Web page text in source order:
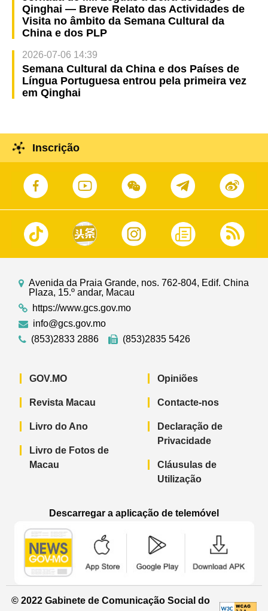
Qinghai — Breve Relato das Actividades de
Visita no âmbito da Semana Cultural da
China e dos PLP
2026-07-06 14:39
Semana Cultural da China e dos Países de
Língua Portuguesa entrou pela primeira vez
em Qinghai
Inscrição
Avenida da Praia Grande, nos. 762-804, Edif. China
Plaza, 15.º andar, Macau
https://www.gcs.gov.mo
info@gcs.gov.mo
(853)2833 2886
(853)2835 5426
GOV.MO
Revista Macau
Livro do Ano
Livro de Fotos de
Macau
Opiniões
Contacte-nos
Declaração de
Privacidade
Cláusulas de
Utilização
Descarregar a aplicação de telemóvel
© 2022 Gabinete de Comunicação Social do